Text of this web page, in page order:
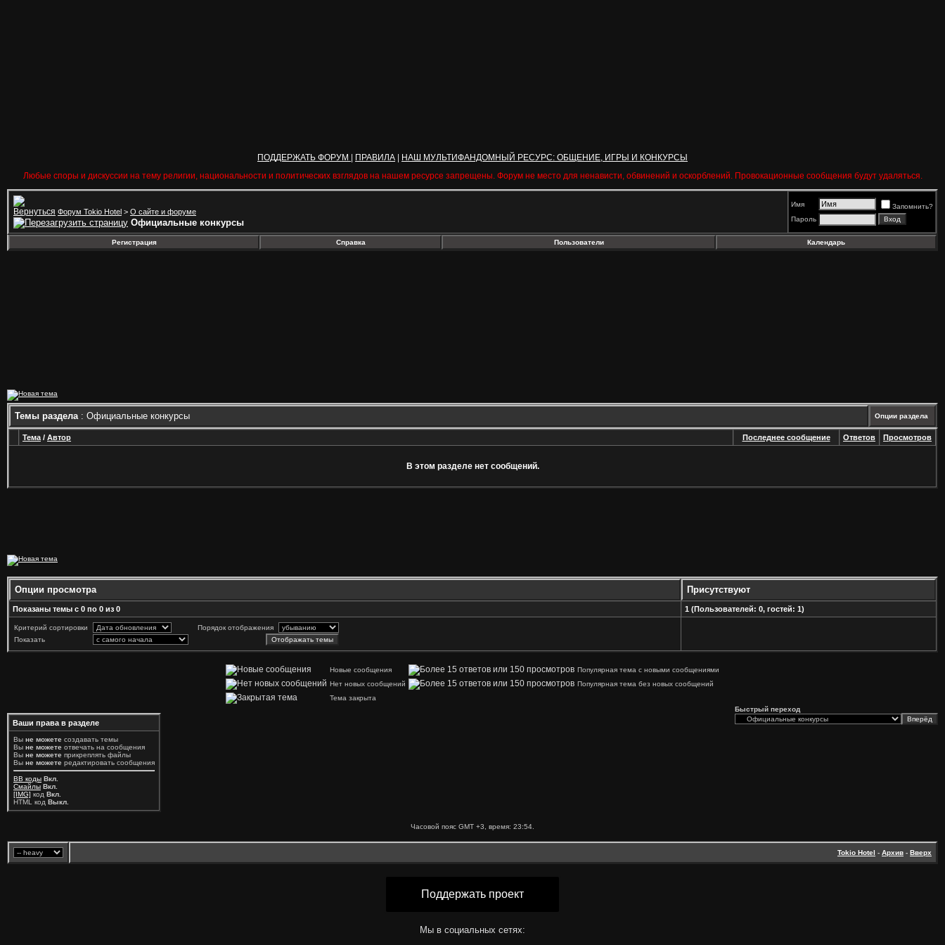
ПОДДЕРЖАТЬ ФОРУМ ПРАВИЛА
НАШ МУЛЬТИФАНДОМНЫЙ РЕСУРС: ОБЩЕНИЕ, ИГРЫ И КОНКУРСЫ
Любые споры и дискуссии на тему религии, национальности и политических взглядов на нашем ресурсе запрещены. Форум не место для ненависти, обвинений и оскорблений. Провокационные сообщения будут удаляться.
Форум Tokio Hotel > О сайте и форуме
Официальные конкурсы
Имя
Запомнить?
Пароль
Регистрация Справка Пользователи Календарь
Темы раздела: Официальные конкурсы Опции раздела
Тема / Автор Последнее сообщение Ответов Просмотров
В этом разделе нет сообщений.
Опции просмотра Присутствуют
Показаны темы с 0 по 0 из 0 1 (Пользователей: 0, гостей: 1)
Критерий сортировки
Порядок отображения
Показать
Новые сообщения
Популярная тема с новыми сообщениями
Нет новых сообщений
Популярная тема без новых сообщений
Тема закрыта
Ваши права в разделе
Вы не можете создавать темы
Вы не можете отвечать на сообщения
Вы не можете прикреплять файлы
Вы не можете редактировать сообщения
BB коды Вкл.
Смайлы Вкл.
[IMG] код Вкл.
HTML код Выкл.
Быстрый переход
Часовой пояс GMT +3, время: 23:54
Tokio Hotel - Архив - Вверх
Поддержать проект
Мы в социальных сетях: